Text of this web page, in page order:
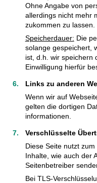
Ohne Angabe von
allerdings nicht mehr
zukommen zu lassen.
Speicherdauer: Die
solange gespeichert,
ist, d.h. wir speichern
Einwilligung hierfür
Links zu anderen
Wenn wir auf
gelten die dortigen
informationen.
Verschlüsselte
Diese Seite nutzt
Inhalte, wie auch der
Seitenbetreiber
Bei TLS-